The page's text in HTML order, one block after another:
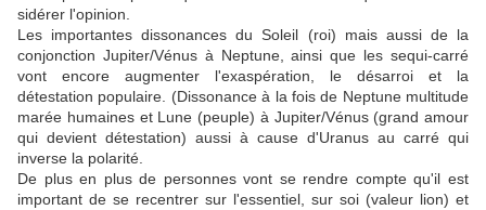
sidérer l'opinion.
Les importantes dissonances du Soleil (roi) mais aussi de la
conjonction Jupiter/Vénus à Neptune, ainsi que les sequi-carré
vont encore augmenter l'exaspération, le désarroi et la
détestation populaire. (Dissonance à la fois de Neptune multitude
marée humaines et Lune (peuple) à Jupiter/Vénus (grand amour
qui devient détestation) aussi à cause d'Uranus au carré qui
inverse la polarité.
De plus en plus de personnes vont se rendre compte qu'il est
important de se recentrer sur l'essentiel, sur soi (valeur lion) et